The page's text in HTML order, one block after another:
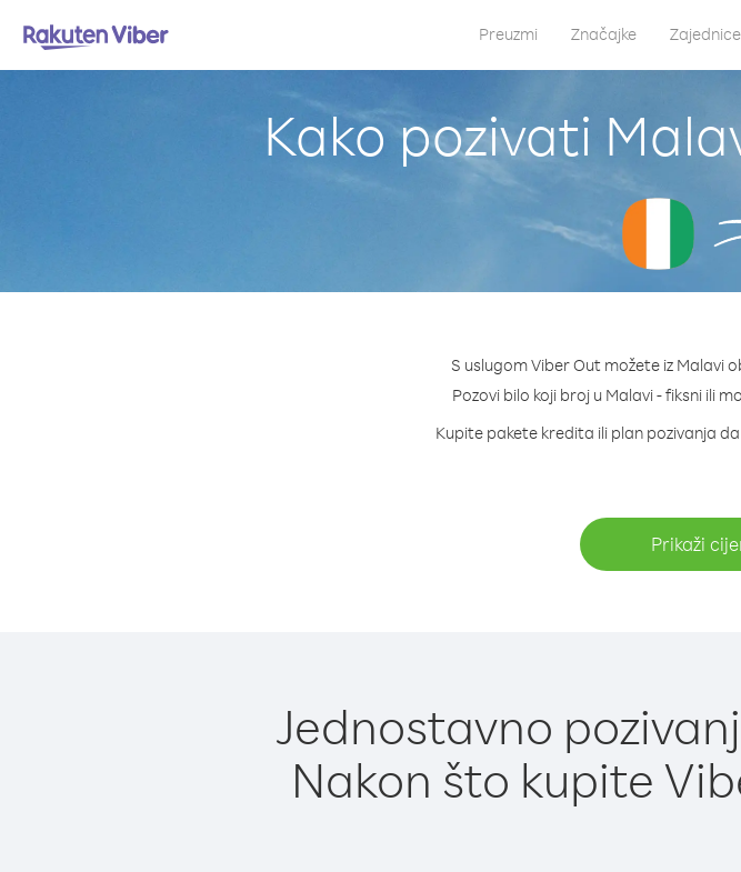
Preuzmi Značajke Zajednice
Kako pozivati
S uslugom Viber Out možete iz Malavi
Pozovi bilo koji broj u Malavi - fiksni ili
Kupite pakete kredita ili plan pozivanja
Prikaži
Jednostavno
Nakon što kupite